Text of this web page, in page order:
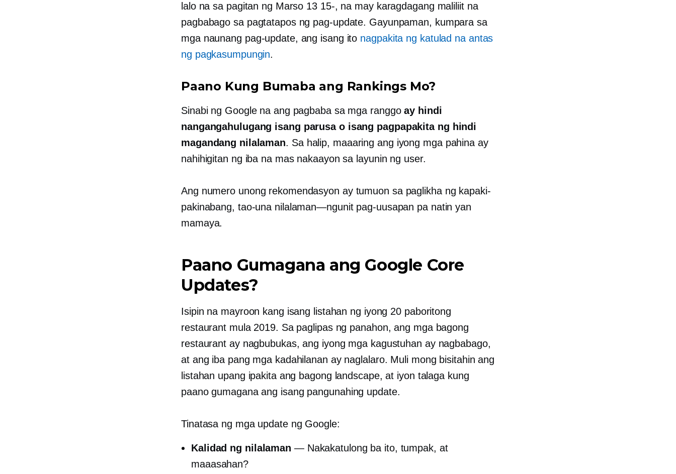
lalo na sa pagitan ng Marso 13 15-, na may karagdagang maliliit na
pagbabago sa pagtatapos ng pag-update. Gayunpaman, kumpara sa
mga naunang pag-update, ang isang ito nagpakita ng katulad na antas
ng pagkasumpungin.
Paano Kung Bumaba ang Rankings Mo?
Sinabi ng Google na ang pagbaba sa mga ranggoay hindi
nangangahulugang isang parusa o isang pagpapakita ng hindi
magandang nilalaman. Sa halip, maaaring ang iyong mga pahina ay
nahihigitan ng iba na mas nakaayon sa layunin ng user.
Ang numero unong rekomendasyon ay tumuon sa paglikha ng kapaki-
pakinabang, tao-una nilalaman—ngunitpag-uusapan pa natin yan
mamaya.
Paano Gumagana ang Google Core
Updates?
Isipin na mayroon kang isang listahan ng iyong 20 paboritong
restaurant mula 2019. Sa paglipas ng panahon, ang mga bagong
restaurant ay nagbubukas, ang iyong mga kagustuhan ay nagbabago,
at ang iba pang mga kadahilanan ay naglalaro. Muli mong bisitahin ang
listahan upang ipakita ang bagong landscape, at iyon talaga kung
paano gumagana ang isang pangunahing update.
Tinatasa ng mga update ng Google:
Kalidad ng nilalaman — Nakakatulong ba ito, tumpak, at
maaasahan?